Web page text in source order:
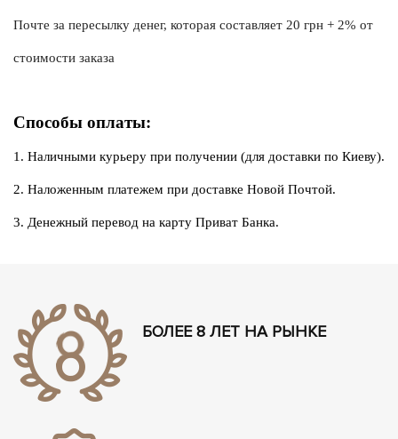
Почте за пересылку денег, которая составляет 20 грн + 2% от
стоимости заказа
Способы оплаты:
1. Наличными курьеру при получении (для доставки по Киеву).
2. Наложенным платежем при доставке Новой Почтой.
3. Денежный перевод на карту Приват Банка.
БОЛЕЕ 8 ЛЕТ НА РЫНКЕ